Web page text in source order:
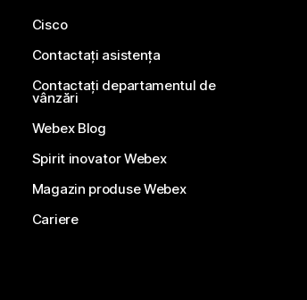
Cisco
Contactați asistența
Contactați departamentul de
vânzări
Webex Blog
Spirit inovator Webex
Magazin produse Webex
Cariere